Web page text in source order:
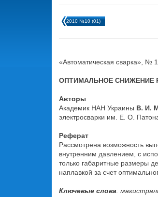
2010 №10 (01)
«Автоматическая сварка», №
ОПТИМАЛЬНОЕ СНИЖЕНИЕ
Авторы
Академик НАН Украины В. И.
электросварки им. Е. О.
Реферат
Рассмотрена возможность
внутренним давлением, с
только габаритные размеры
наплавкой за счет
Ключевые слова: